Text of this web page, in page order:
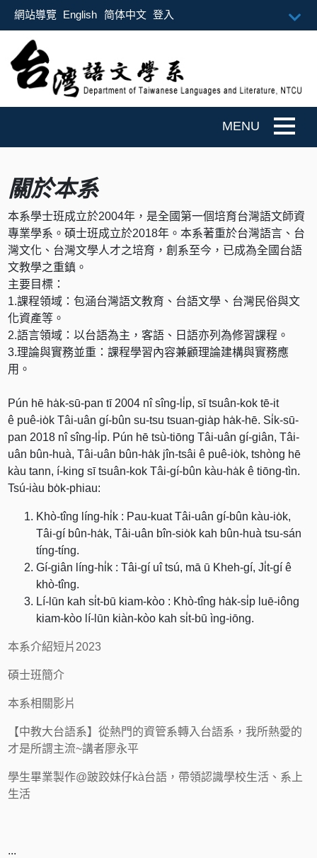
跳到主要內容
網站導覽 English 简体中文 登入
關於本系
本系學士班成立於2004年，是全國第一個培育台灣語文師資
專業學系。碩士班成立於2018年。本系著重於台灣語言、台
灣文化、台灣文學人才之培育，創系至今，已成為全國台語
文教學之重鎮。
主要目標：
1.課程領域：包涵台灣語文教育、台語文學、台灣民俗與文
化資產等。
2.語言領域：以台語為主，客語、日語亦列為修習課程。
3.理論與實務並重：課程學習內容兼顧理論建構與實務應
用。
Pún hē ha̍k-sū-pan tī 2004 nî sîng-li̍p, sī tsuân-kok tē-it
ê puê-io̍k Tâi-uân gí-bûn su-tsu tsuan-gia̍p ha̍k-hē. Si̍k-sū-
pan 2018 nî sîng-li̍p. Pún hē tsù-tiōng Tâi-uân gí-giân, Tâi-
uân bûn-huà, Tâi-uân bûn-ha̍k jîn-tsâi ê puê-io̍k, tshòng hē
kàu tann, í-king sī tsuân-kok Tâi-gí-bûn kàu-ha̍k ê tiōng-tìn.
Tsú-iàu bo̍k-phiau:
Khò-tîng líng-hi̍k : Pau-kuat Tâi-uân gí-bûn kàu-io̍k,
Tâi-gí bûn-ha̍k, Tâi-uân bîn-sio̍k kah bûn-huà tsu-sán
tíng-tíng.
Gí-giân líng-hi̍k : Tâi-gí uî tsú, mā ū Kheh-gí, Ji̍t-gí ê
khò-tîng.
Lí-lūn kah si̍t-bū kiam-kòo : Khò-tîng ha̍k-si̍p luē-iông
kiam-kòo lí-lūn kiàn-kòo kah si̍t-bū ìng-iōng.
本系介紹短片2023
碩士班簡介
本系相關影片
【中教大台語系】從熱門的資管系轉入台語系，我所熱愛的
才是所謂主流~講者廖永平
學生畢業製作@跛跤妹仔kà台語，帶領認識學校生活、系上
生活
...